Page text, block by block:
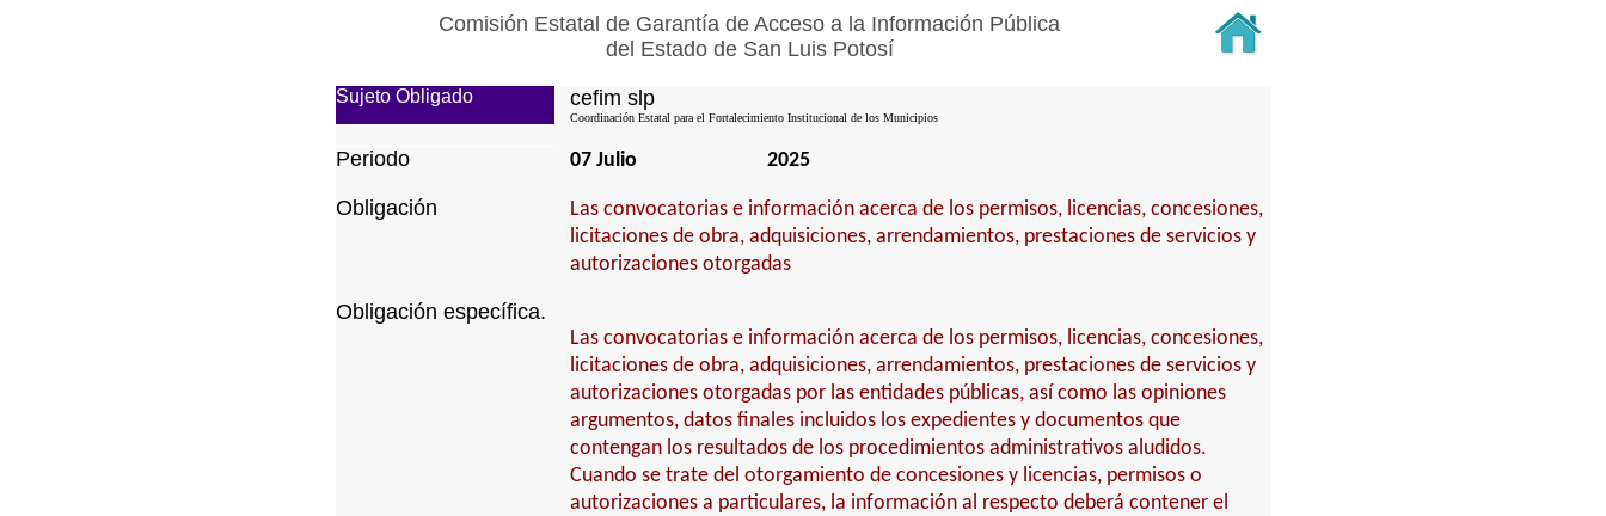
Comisión Estatal de Garantía de Acceso a la Información Pública
del Estado de San Luis Potosí
Sujeto Obligado cefim slp
Coordinación Estatal para el Fortalecimiento Institucional de los Municipios
Periodo 07 Julio 2025
Obligación
Las convocatorias e información acerca de los permisos, licencias, concesiones,
licitaciones de obra, adquisiciones, arrendamientos, prestaciones de servicios y
autorizaciones otorgadas
Obligación específica.
Las convocatorias e información acerca de los permisos, licencias, concesiones,
licitaciones de obra, adquisiciones, arrendamientos, prestaciones de servicios y
autorizaciones otorgadas por las entidades públicas, así como las opiniones
argumentos, datos finales incluidos los expedientes y documentos que
contengan los resultados de los procedimientos administrativos aludidos.
Cuando se trate del otorgamiento de concesiones y licencias, permisos o
autorizaciones a particulares, la información al respecto deberá contener el